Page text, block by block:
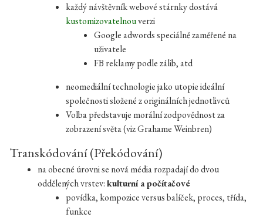
každý návštěvník webové stárnky dostává
kustomizovatelnouverzi
Google adwords speciálně zaměřené na
uživatele
FB reklamy podle zálib, atd
neomediální technologie jako utopie ideální
společnosti složené z originálních jednotlivců
Volba představuje morální zodpovědnost za
zobrazení světa (viz Grahame Weinbren)
Transkódování (Překódování)
na obecné úrovni se nová média rozpadají do dvou
oddělených vrstev:kulturní a počítačové
povídka, kompozice versus balíček, proces, třída,
funkce